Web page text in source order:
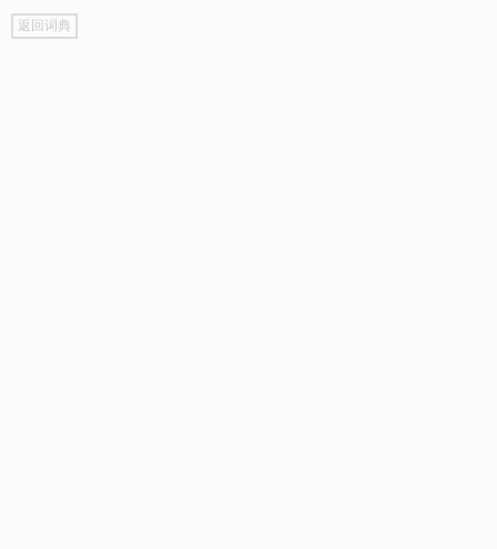
go
top
返回词典